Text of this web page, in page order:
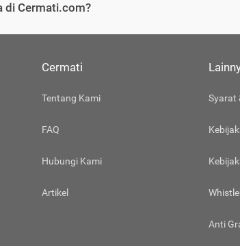
di Cermati.com?
Cermati
Tentang Kami
FAQ
Hubungi Kami
Artikel
Syarat
Anti